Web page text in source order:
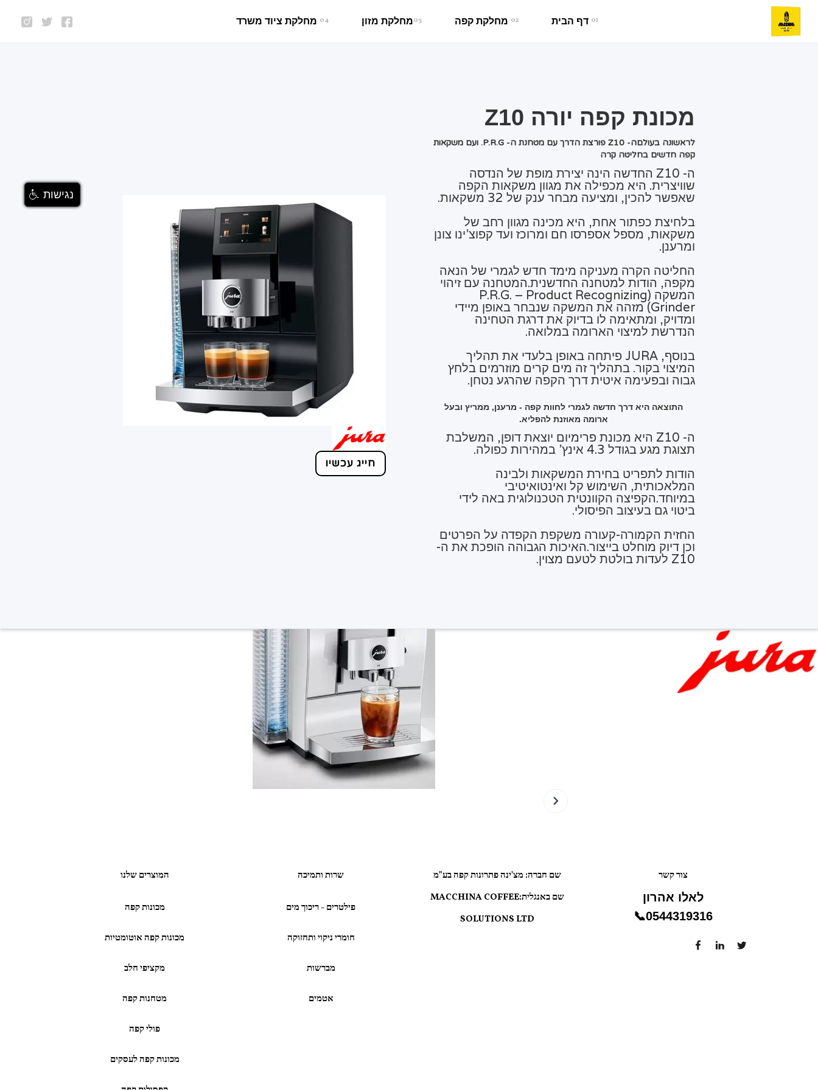
01 דף הבית 02 מחלקת קפה 03מחלקת מזון 04 מחלקת ציוד משרד
מכונת קפה יורה Z10
לראשונה בעולםה- Z10 פורצת הדרך עם מטחנת ה- P.R.G. ועם משקאות
קפה חדשים בחליטה קרה
ה- Z10 החדשה הינה יצירת מופת של הנדסה
שוויצרית. היא מכפילה את מגוון משקאות הקפה
שאפשר להכין, ומציעה מבחר ענק של 32 משקאות.
בלחיצת כפתור אחת, היא מכינה מגוון רחב של
משקאות, מספל אספרסו חם ומרוכז ועד קפוצ'ינו צונן
ומרענן.
החליטה הקרה מעניקה מימד חדש לגמרי של הנאה
מקפה, הודות למטחנה החדשנית.המטחנה עם זיהוי
המשקה (P.R.G. – Product Recognizing
Grinder) מזהה את המשקה שנבחר באופן מיידי
ומדויק, ומתאימה לו בדיוק את דרגת הטחינה
הנדרשת למיצוי הארומה במלואה.
בנוסף, JURA פיתחה באופן בלעדי את תהליך
המיצוי בקור. בתהליך זה מים קרים מוזרמים בלחץ
גבוה ובפעימה איטית דרך הקפה שהרגע נטחן.
התוצאה היא דרך חדשה לגמרי לחוות קפה - מרענן, ממריץ ובעל
ארומה מאוזנת להפליא.
ה- Z10 היא מכונת פרימיום יוצאת דופן, המשלבת
תצוגת מגע בגודל 4.3 אינץ' במהירות כפולה.
הודות לתפריט בחירת המשקאות ולבינה
המלאכותית, השימוש קל ואינטואיטיבי
במיוחד.הקפיצה הקוונטית הטכנולוגית באה לידי
ביטוי גם בעיצוב הפיסולי.
החזית הקמורה-קעורה משקפת הקפדה על הפרטים
וכן דיוק מוחלט בייצור.האיכות הגבוהה הופכת את ה-
Z10 לעדות בולטת לטעם מצוין.
חייג עכשיו
צור קשר
לאלו אהרון
0544319316📞
שם חברה: מצ'ינה פתרונות קפה בע"מ
שם באנגליתMACCHINA COFFEE:
SOLUTIONS LTD
שרות ותמיכה
פילטרים - ריכוך מים
חומרי ניקוי ותחזוקה
מברשות
אטמים
המוצרים שלנו
מכונות קפה
מכונות קפה אוטומטיות
מקציפי חלב
מטחנות קפה
פולי קפה
מכונות קפה לעסקים
נגישות